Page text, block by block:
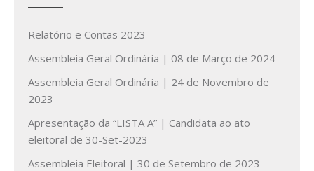
Relatório e Contas 2023
Assembleia Geral Ordinária | 08 de Março de 2024
Assembleia Geral Ordinária | 24 de Novembro de
2023
Apresentação da “LISTA A” | Candidata ao ato
eleitoral de 30-Set-2023
Assembleia Eleitoral | 30 de Setembro de 2023